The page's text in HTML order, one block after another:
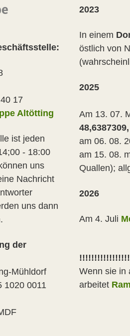
2023
In einem
östlich von
2025
Am 13. 07.
am 06. 08.
am 15. 08.
Quallen);
2026
Am 4. Juli
Wenn sie in
arbeitet
17
Altötting
ist jeden
- 18:00
uns
Nachricht
uns dann
der
Mühldorf
1020 0011